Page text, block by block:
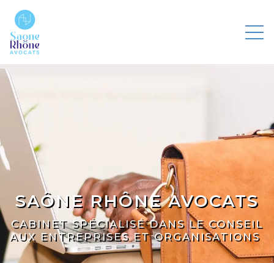
SAÔNE RHÔNE AVOCATS
CABINET SPÉCIALISÉ DANS LE CONSEIL
AUX ENTREPRISES ET ORGANISATIONS